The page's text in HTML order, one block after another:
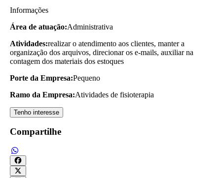
Informações
Área de atuação:Administrativa
Atividades:realizar o atendimento aos clientes, manter a
organização dos arquivos, direcionar os e-mails, auxiliar na
contagem dos materiais dos estoques
Porte da Empresa:Pequeno
Ramo da Empresa:Atividades de fisioterapia
Tenho interesse
Compartilhe